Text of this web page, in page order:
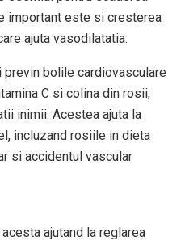
important este si cresterea
ajuta vasodilatatia.
bolile cardiovasculare
C si colina din rosii,
inimii. Acestea ajuta la
incluzand rosiile in dieta
si accidentul vascular
ajutand la reglarea